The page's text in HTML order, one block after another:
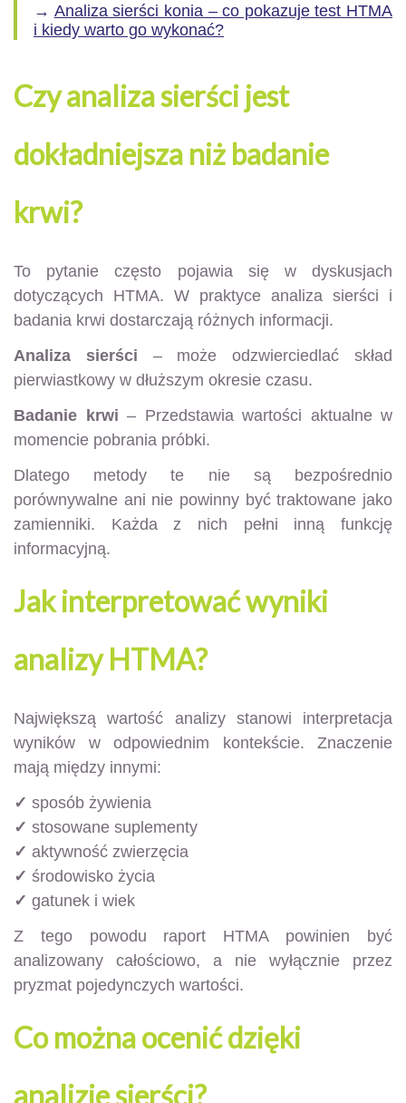
→ Analiza sierści konia – co pokazuje test HTMA
i kiedy warto go wykonać?
Czy analiza sierści jest
dokładniejsza niż badanie
krwi?
To pytanie często pojawia się w dyskusjach
dotyczących HTMA. W praktyce analiza sierści i
badania krwi dostarczają różnych informacji.
Analiza sierści – może odzwierciedlać skład
pierwiastkowy w dłuższym okresie czasu.
Badanie krwi – Przedstawia wartości aktualne w
momencie pobrania próbki.
Dlatego metody te nie są bezpośrednio
porównywalne ani nie powinny być traktowane jako
zamienniki. Każda z nich pełni inną funkcję
informacyjną.
Jak interpretować wyniki
analizy HTMA?
Największą wartość analizy stanowi interpretacja
wyników w odpowiednim kontekście. Znaczenie
mają między innymi:
✓ sposób żywienia
✓ stosowane suplementy
✓ aktywność zwierzęcia
✓ środowisko życia
✓ gatunek i wiek
Z tego powodu raport HTMA powinien być
analizowany całościowo, a nie wyłącznie przez
pryzmat pojedynczych wartości.
Co można ocenić dzięki
analizie sierści?